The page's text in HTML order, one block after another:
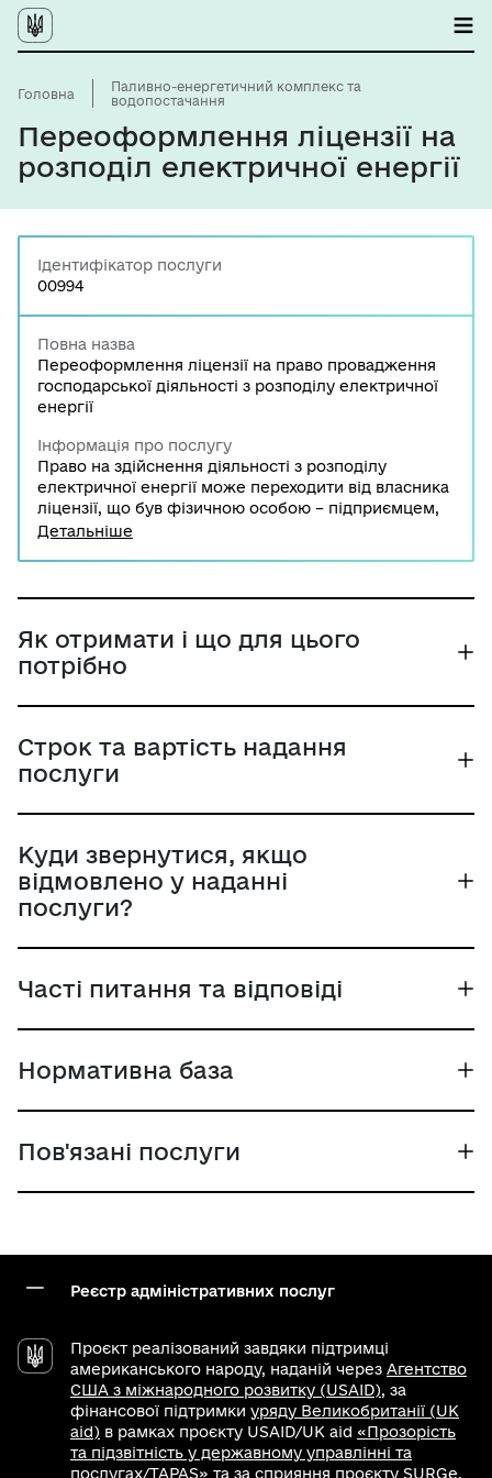
Головна
Паливно-енергетичний комплекс та
водопостачання
Переоформлення ліцензії на
розподіл електричної енергії
Ідентифікатор послуги
00994
Повна назва
Переоформлення ліцензії на право провадження
господарської діяльності з розподілу електричної
енергії
Інформація про послугу
Право на здійснення діяльності з розподілу
електричної енергії може переходити від власника
ліцензії, що був фізичною особою – підприємцем,
до іншої фізичної особи, яка є її спадкоємцем. Така
регулювання у сферах енергетики та комунальних
послуг, заяву та документи, що підтверджують
наявність підстав для переоформлення ліцензії.
Детальніше
Як отримати і що для цього
потрібно
Строк та вартість надання
послуги
Куди звернутися, якщо
відмовлено у наданні
послуги?
Часті питання та відповіді
Нормативна база
Пов'язані послуги
Реєстр адміністративних послуг
Проєкт реалізований завдяки підтримці
американського народу, наданій через Агентство
США з міжнародного розвитку (USAID), за
фінансової підтримки уряду Великобританії (UK
aid) в рамках проєкту USAID/UK aid «Прозорість
та підзвітність у державному управлінні та
послугах/TAPAS» та за сприяння проєкту SURGe,